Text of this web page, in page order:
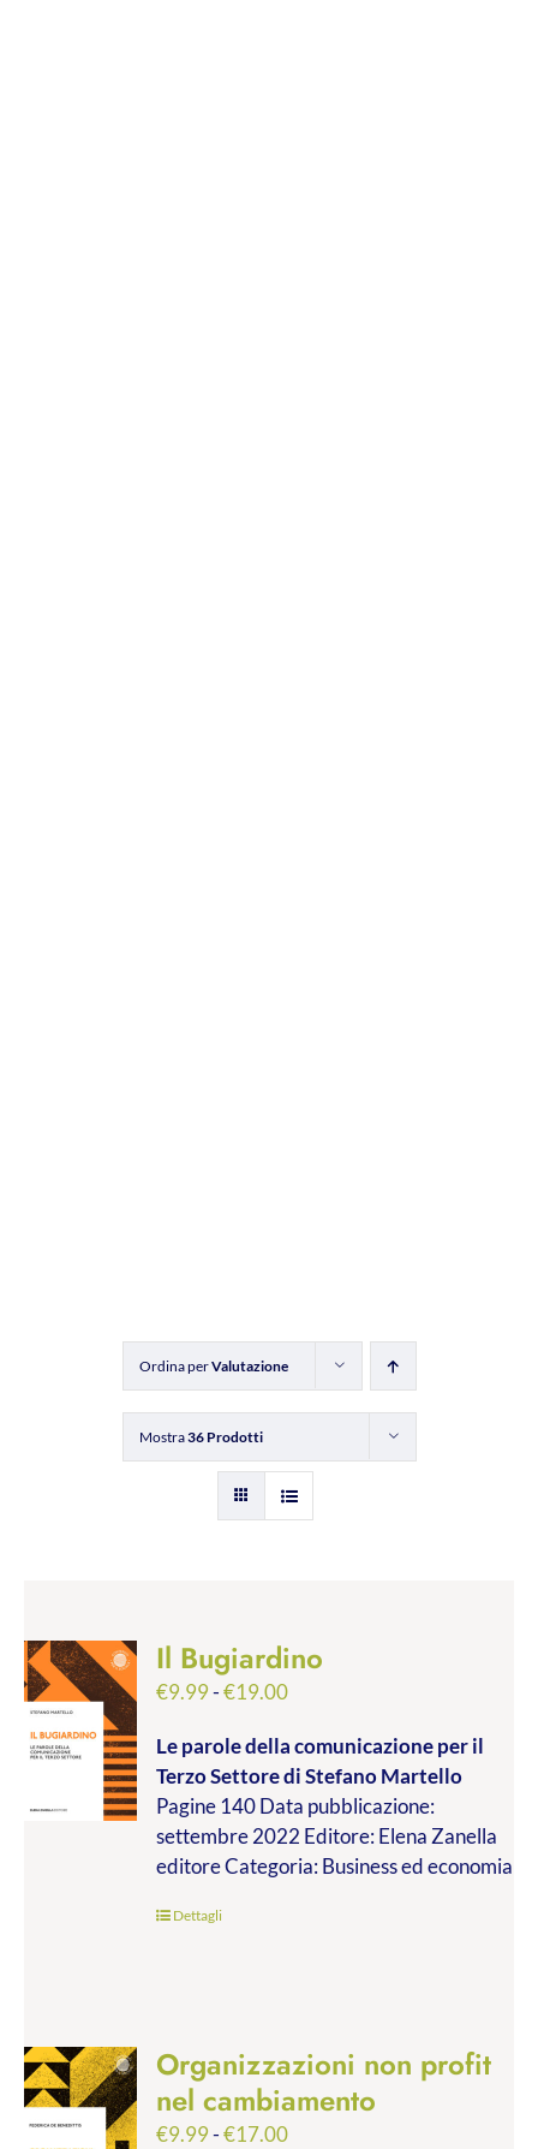
Ordina perValutazione
Mostra36 Prodotti
Il Bugiardino
€9.99-€19.00Fascia
prezzo:
da
€9.99
a
€19.00
Le parole della comunicazione per il
Terzo Settoredi Stefano Martello
Pagine 140 Data pubblicazione:
settembre 2022 Editore: Elena Zanella
editore Categoria: Business ed economia
Dettagli
Organizzazioni non profit
nel cambiamento
€9.99-€17.00Fascia